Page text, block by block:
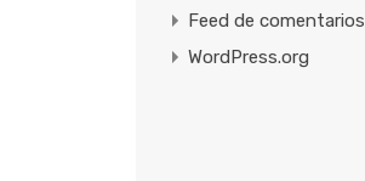
Feed de comentarios
WordPress.org